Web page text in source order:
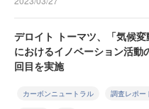
デロイト トーマツ、「気候
におけるイノベーション活動
回目を実施
カーボンニュートラル 調査レポー